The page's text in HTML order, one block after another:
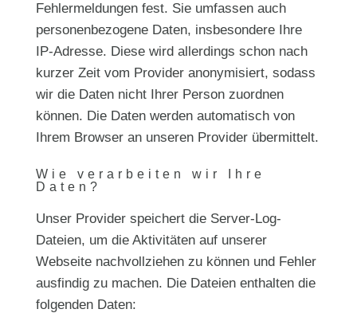
Fehlermeldungen fest. Sie umfassen auch
personenbezogene Daten, insbesondere Ihre
IP-Adresse. Diese wird allerdings schon nach
kurzer Zeit vom Provider anonymisiert, sodass
wir die Daten nicht Ihrer Person zuordnen
können. Die Daten werden automatisch von
Ihrem Browser an unseren Provider übermittelt.
Wie verarbeiten wir Ihre
Daten?
Unser Provider speichert die Server-Log-
Dateien, um die Aktivitäten auf unserer
Webseite nachvollziehen zu können und Fehler
ausfindig zu machen. Die Dateien enthalten die
folgenden Daten: